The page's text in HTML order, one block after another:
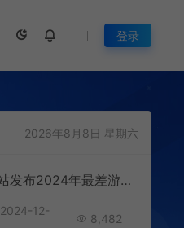
登录
2026年8月8日 星期六
M站发布2024年最差游戏榜单 《乌托邦之城》评分最低
2024-12-
8,482